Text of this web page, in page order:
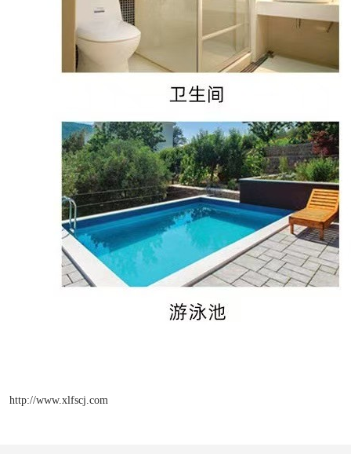
http://www.xlfscj.com